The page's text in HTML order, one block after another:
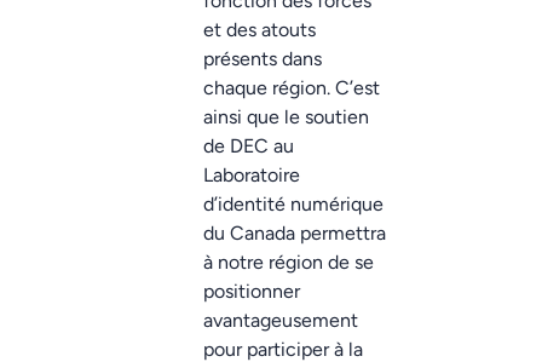
et des atouts
présents dans
chaque région. C’est
ainsi que le soutien
de DEC au
Laboratoire
d’identité numérique
du Canada permettra
à notre région de se
positionner
avantageusement
pour participer à la